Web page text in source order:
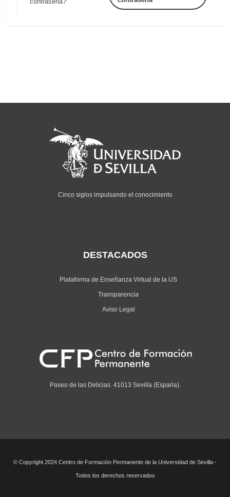
Cinco siglos impulsando el conocimiento
DESTACADOS
Plataforma de Enseñanza Virtual de la US
Transparencia
Aviso Legal
Paseo de las Delicias. 41013 Sevilla (Espańa).
© Copyright 2024 Centro de Formación Permanente de la Universidad de Sevilla -
Todos los derechos reservados